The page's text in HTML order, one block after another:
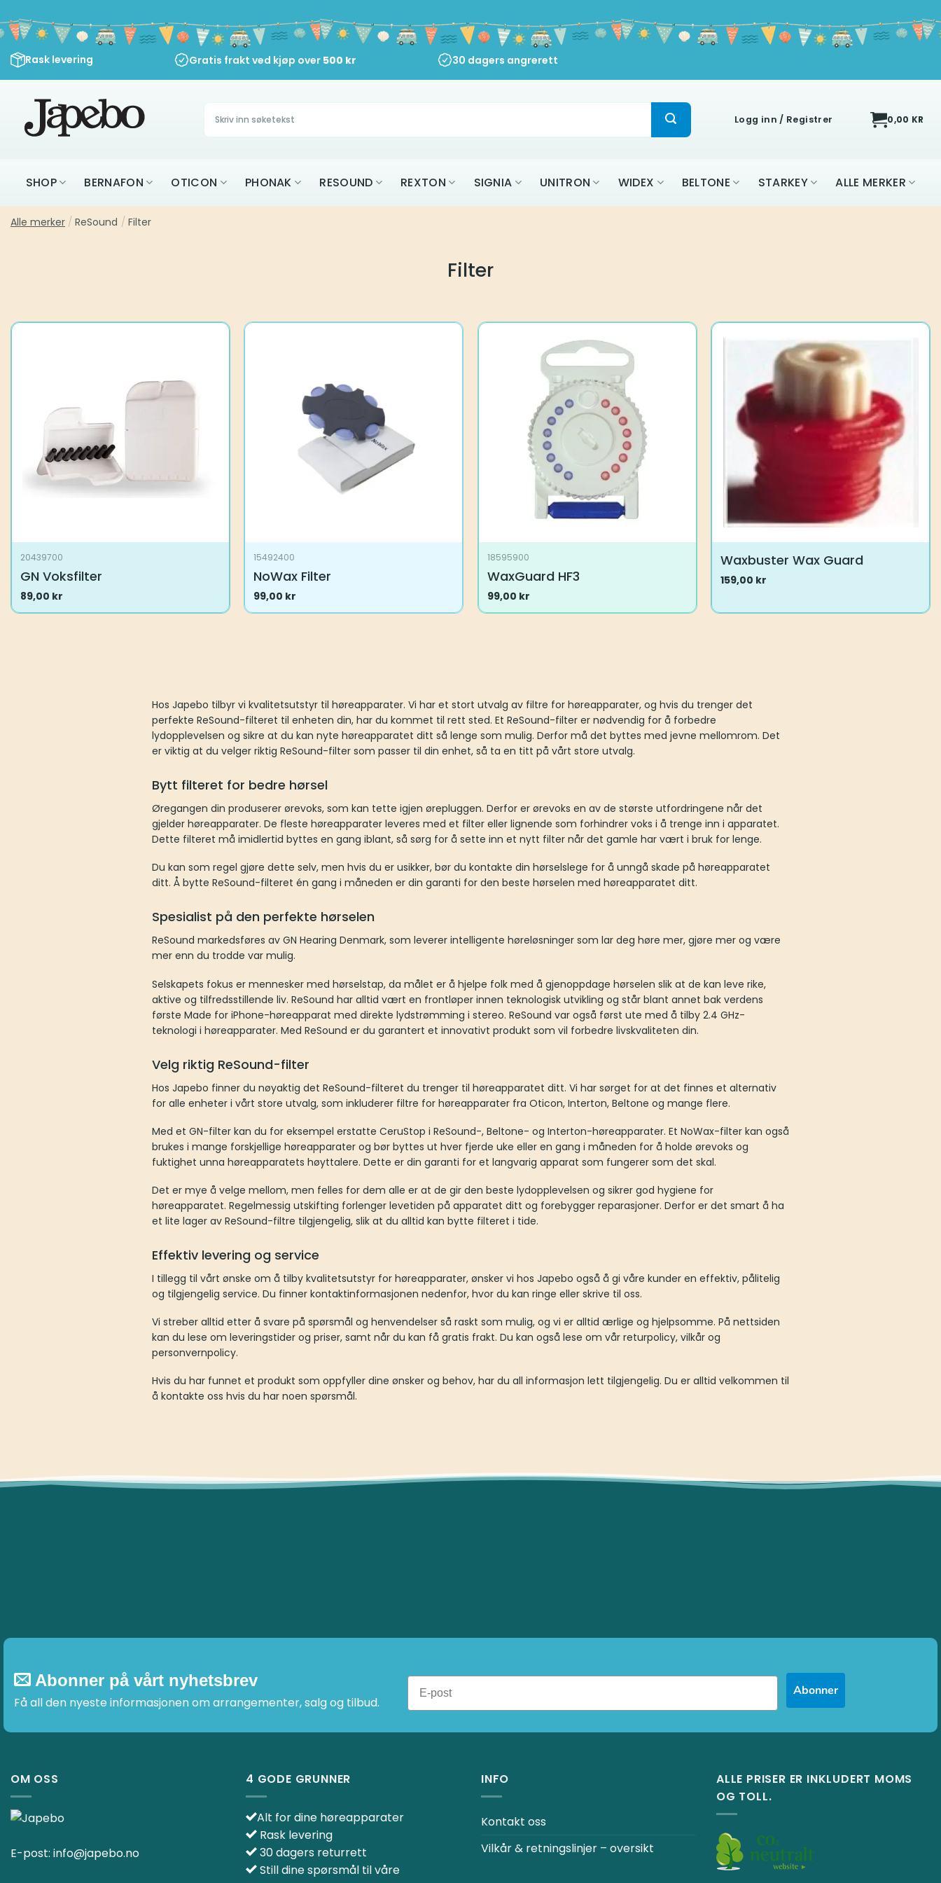
to
content
Rask levering Gratis frakt ved kjøp over 500 kr 30 dagers angrerett
Søk
etter:
Logg inn / Registrer 0,00 KR
SHOP BERNAFON OTICON PHONAK RESOUND REXTON SIGNIA UNITRON WIDEX BELTONE STARKEY ALLE MERKER
Alle merker / ReSound / Filter
Filter
20439700
GN Voksfilter
89,00 kr
15492400
NoWax Filter
99,00 kr
18595900
WaxGuard HF3
99,00 kr
Waxbuster Wax Guard
159,00 kr
velges
produktsiden
Hos Japebo tilbyr vi kvalitetsutstyr til høreapparater. Vi har et stort utvalg av filtre for høreapparater, og hvis du trenger det
perfekte ReSound-filteret til enheten din, har du kommet til rett sted. Et ReSound-filter er nødvendig for å forbedre
lydopplevelsen og sikre at du kan nyte høreapparatet ditt så lenge som mulig. Derfor må det byttes med jevne mellomrom. Det
er viktig at du velger riktig ReSound-filter som passer til din enhet, så ta en titt på vårt store utvalg.
Bytt filteret for bedre hørsel
Øregangen din produserer ørevoks, som kan tette igjen ørepluggen. Derfor er ørevoks en av de største utfordringene når det
gjelder høreapparater. De fleste høreapparater leveres med et filter eller lignende som forhindrer voks i å trenge inn i apparatet.
Dette filteret må imidlertid byttes en gang iblant, så sørg for å sette inn et nytt filter når det gamle har vært i bruk for lenge.
Du kan som regel gjøre dette selv, men hvis du er usikker, bør du kontakte din hørselslege for å unngå skade på høreapparatet
ditt. Å bytte ReSound-filteret én gang i måneden er din garanti for den beste hørselen med høreapparatet ditt.
Spesialist på den perfekte hørselen
ReSound markedsføres av GN Hearing Denmark, som leverer intelligente høreløsninger som lar deg høre mer, gjøre mer og være
mer enn du trodde var mulig.
Selskapets fokus er mennesker med hørselstap, da målet er å hjelpe folk med å gjenoppdage hørselen slik at de kan leve rike,
aktive og tilfredsstillende liv. ReSound har alltid vært en frontløper innen teknologisk utvikling og står blant annet bak verdens
første Made for iPhone-høreapparat med direkte lydstrømming i stereo. ReSound var også først ute med å tilby 2.4 GHz-
teknologi i høreapparater. Med ReSound er du garantert et innovativt produkt som vil forbedre livskvaliteten din.
Velg riktig ReSound-filter
Hos Japebo finner du nøyaktig det ReSound-filteret du trenger til høreapparatet ditt. Vi har sørget for at det finnes et alternativ
for alle enheter i vårt store utvalg, som inkluderer filtre for høreapparater fra Oticon, Interton, Beltone og mange flere.
Med et GN-filter kan du for eksempel erstatte CeruStop i ReSound-, Beltone- og Interton-høreapparater. Et NoWax-filter kan også
brukes i mange forskjellige høreapparater og bør byttes ut hver fjerde uke eller en gang i måneden for å holde ørevoks og
fuktighet unna høreapparatets høyttalere. Dette er din garanti for et langvarig apparat som fungerer som det skal.
Det er mye å velge mellom, men felles for dem alle er at de gir den beste lydopplevelsen og sikrer god hygiene for
høreapparatet. Regelmessig utskifting forlenger levetiden på apparatet ditt og forebygger reparasjoner. Derfor er det smart å ha
et lite lager av ReSound-filtre tilgjengelig, slik at du alltid kan bytte filteret i tide.
Effektiv levering og service
I tillegg til vårt ønske om å tilby kvalitetsutstyr for høreapparater, ønsker vi hos Japebo også å gi våre kunder en effektiv, pålitelig
og tilgjengelig service. Du finner kontaktinformasjonen nedenfor, hvor du kan ringe eller skrive til oss.
Vi streber alltid etter å svare på spørsmål og henvendelser så raskt som mulig, og vi er alltid ærlige og hjelpsomme. På nettsiden
kan du lese om leveringstider og priser, samt når du kan få gratis frakt. Du kan også lese om vår returpolicy, vilkår og
personvernpolicy.
Hvis du har funnet et produkt som oppfyller dine ønsker og behov, har du all informasjon lett tilgjengelig. Du er alltid velkommen til
å kontakte oss hvis du har noen spørsmål.
Abonner på vårt nyhetsbrev
Få all den nyeste informasjonen om arrangementer, salg og tilbud.
Abonner
OM OSS
E-post: info@japebo.no
4 GODE GRUNNER
Alt for dine høreapparater
Rask levering
30 dagers returrett
Still dine spørsmål til våre
INFO
Kontakt oss
Vilkår & retningslinjer – oversikt
ALLE PRISER ER INKLUDERT MOMS
OG TOLL.